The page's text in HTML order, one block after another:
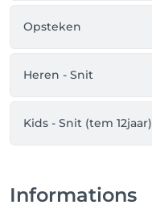
Opsteken
Heren - Snit
Kids - Snit (tem 12jaar)
Informations